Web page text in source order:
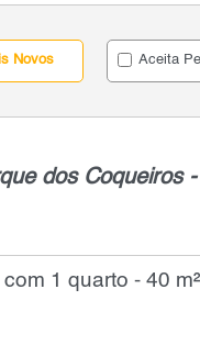
Novos Aceita
dos Coqueiros
1 quarto - 40 m²